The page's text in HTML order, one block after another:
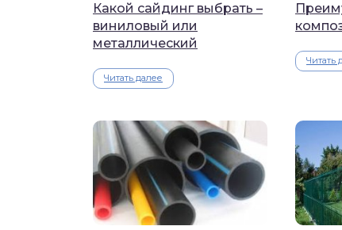
Какой сайдинг выбрать –
виниловый или
металлический
Читать далее
Читать